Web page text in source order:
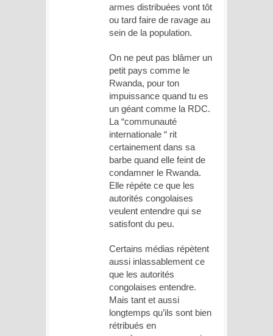
armes distribuées vont tôt
ou tard faire de ravage au
sein de la population.
On ne peut pas blâmer un
petit pays comme le
Rwanda, pour ton
impuissance quand tu es
un géant comme la RDC.
La “communauté
internationale “ rit
certainement dans sa
barbe quand elle feint de
condamner le Rwanda.
Elle répéte ce que les
autorités congolaises
veulent entendre qui se
satisfont du peu.
Certains médias répètent
aussi inlassablement ce
que les autorités
congolaises entendre.
Mais tant et aussi
longtemps qu’ils sont bien
rétribués en